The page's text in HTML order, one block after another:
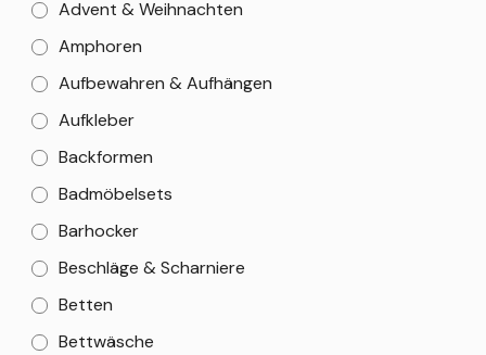
Advent & Weihnachten
Amphoren
Aufbewahren & Aufhängen
Aufkleber
Backformen
Badmöbelsets
Barhocker
Beschläge & Scharniere
Betten
Bettwäsche